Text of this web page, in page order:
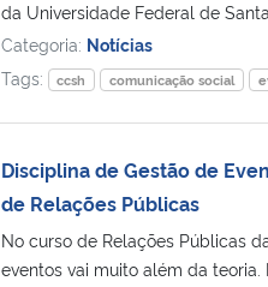
da Universidade Federal de
Categoria: Notícias
Tags:
ccsh comunicação social
Disciplina de Gestão de
de Relações Públicas
No curso de Relações Públicas
eventos vai muito além da teoria.